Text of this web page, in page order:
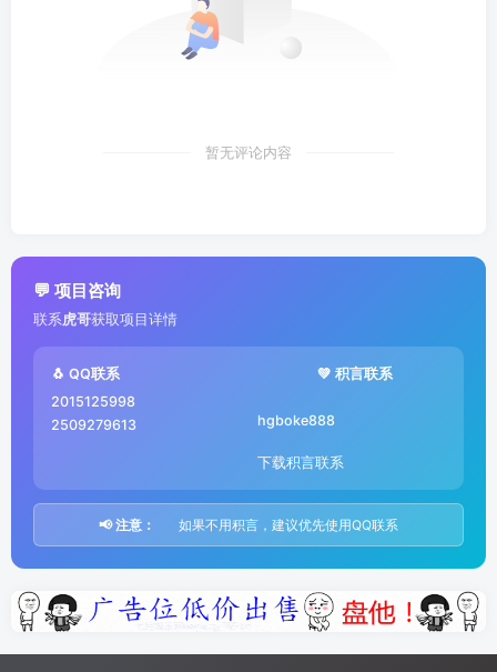
暂无评论内容
💬 项目咨询
联系 虎哥获取项目详情
🐧 QQ联系
2015125998
2509279613
💚 积言联系
hgboke888
下载积言联系
📢 注意： 如果不用积言，建议优先使用QQ联系